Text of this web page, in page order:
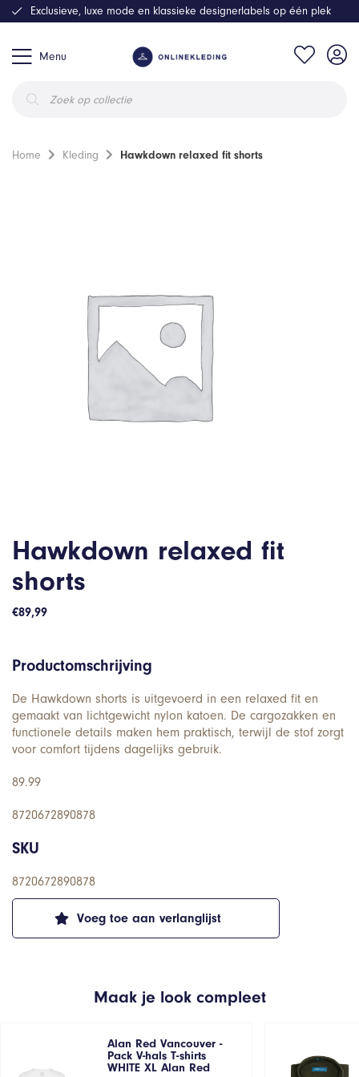
Menu
zoeken
Exclusieve, luxe mode en klassieke designerlabels op één plek
Home Kleding Hawkdown relaxed fit shorts
Hawkdown relaxed fit
shorts
€89,99
Voeg toe aan verlanglijst
Productomschrijving
De Hawkdown shorts is uitgevoerd in een relaxed fit en
gemaakt van lichtgewicht nylon katoen. De cargozakken en
functionele details maken hem praktisch, terwijl de stof zorgt
voor comfort tijdens dagelijks gebruik.
89.99
8720672890878
SKU
8720672890878
Maak je look compleet
Alan Red Vancouver -
Pack V-hals T-shirts
WHITE XL Alan Red